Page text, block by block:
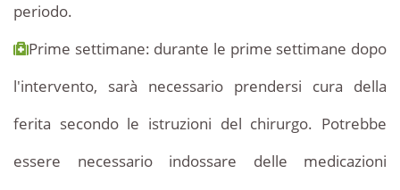
periodo.
Prime settimane: durante le prime settimane dopo
l'intervento, sarà necessario prendersi cura della
ferita secondo le istruzioni del chirurgo. Potrebbe
essere necessario indossare delle medicazioni